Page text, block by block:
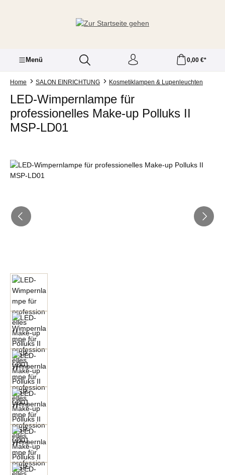
Menü 0,00 €*
Home SALON EINRICHTUNG Kosmetiklampen & Lupenleuchten
LED-Wimpernlampe für
professionelles Make-up Polluks II
MSP-LD01
Bildergalerie überspringen